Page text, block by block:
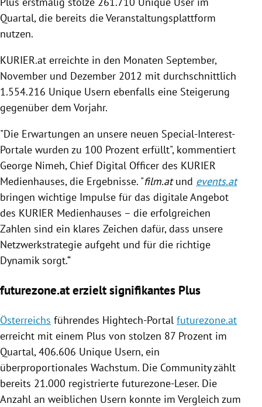
Quartal, die bereits die Veranstaltungsplattform
nutzen.
KURIER.at erreichte in den Monaten September,
November und Dezember 2012 mit durchschnittlich
1.554.216 Unique Usern ebenfalls eine Steigerung
gegenüber dem Vorjahr.
"Die Erwartungen an unsere neuen Special-Interest-
Portale wurden zu 100 Prozent erfüllt", kommentiert
George Nimeh, Chief Digital Officer des KURIER
Medienhauses, die Ergebnisse. "film.atund events.at
bringen wichtige Impulse für das digitale Angebot
des KURIER Medienhauses – die erfolgreichen
Zahlen sind ein klares Zeichen dafür, dass unsere
Netzwerkstrategie aufgeht und für die richtige
Dynamik sorgt.“
futurezone.at erzielt signifikantes Plus
Österreichs führendes Hightech-Portal futurezone.at
erreicht mit einem Plus von stolzen 87 Prozent im
Quartal, 406.606 Unique Usern, ein
überproportionales Wachstum. Die Community zählt
bereits 21.000 registrierte futurezone-Leser. Die
Anzahl an weiblichen Usern konnte im Vergleich zum